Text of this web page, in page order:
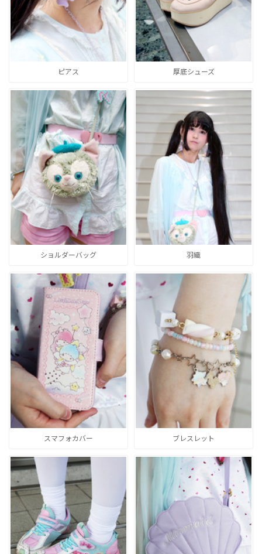
ピアス 厚底シューズ
ショルダーバッグ 羽織
スマフォカバー ブレスレット